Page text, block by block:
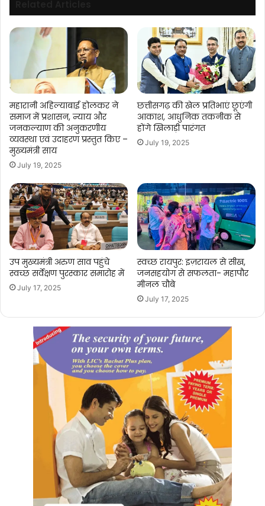
महारानी अहिल्याबाई होलकर ने
समाज में प्रशासन, न्याय और
जनकल्याण की अनुकरणीय
व्यवस्था एवं उदाहरण प्रस्तुत किए –
मुख्यमंत्री साय
July 19, 2025
छत्तीसगढ़ की खेल प्रतिभाएं छूएंगी
आकाश, आधुनिक तकनीक से
होंगे खिलाड़ी पारंगत
July 19, 2025
उप मुख्यमंत्री अरुण साव पहुंचे
स्वच्छ सर्वेक्षण पुरस्कार समारोह में
July 17, 2025
स्वच्छ रायपुर: इज़रायल से सीख,
जनसहयोग से सफलता- महापौर
मीनल चौबे
July 17, 2025